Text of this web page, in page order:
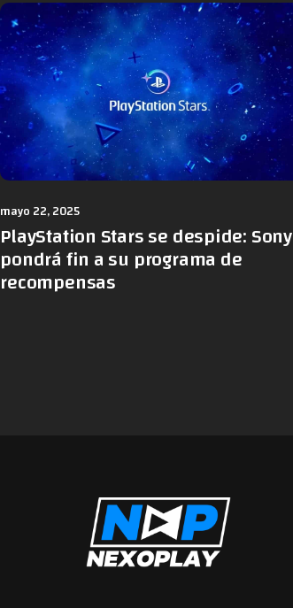
mayo 22, 2025
PlayStation Stars se despide: Sony
pondrá fin a su programa de
recompensas